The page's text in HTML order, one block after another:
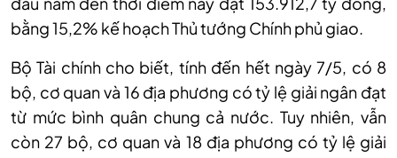
bằng 15,2% kế hoạch Thủ tướng Chính phủ giao.
Bộ Tài chính cho biết, tính đến hết ngày 7/5, có 8
bộ, cơ quan và 16 địa phương có tỷ lệ giải ngân đạt
từ mức bình quân chung cả nước. Tuy nhiên, vẫn
còn 27 bộ, cơ quan và 18 địa phương có tỷ lệ giải